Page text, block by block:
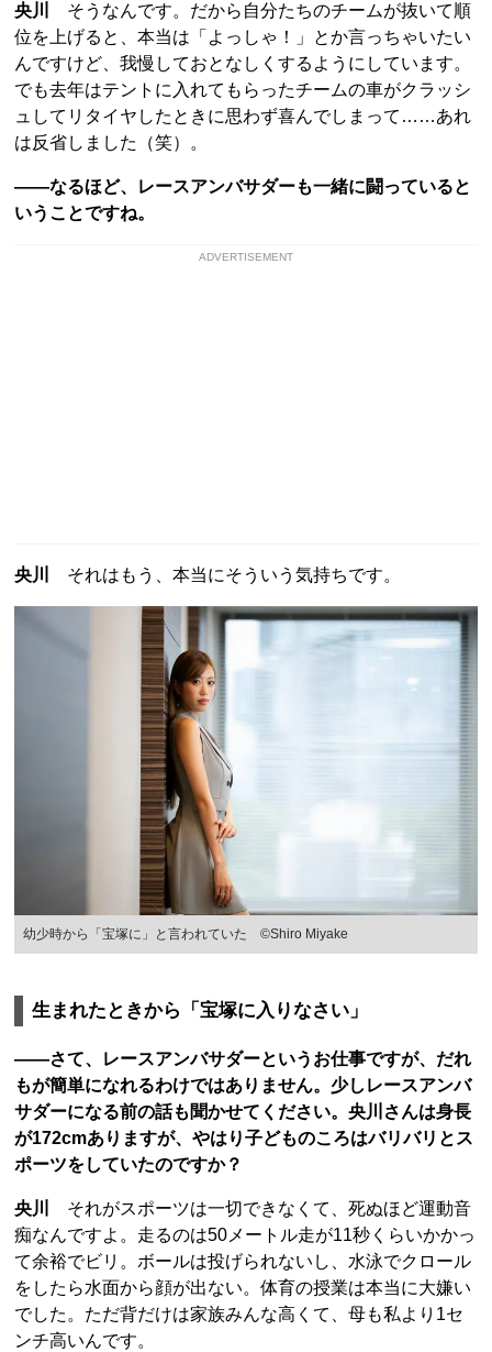
央川
そうなんです。だから自分たちのチームが抜いて順
位を上げると、本当は「よっしゃ！」とか言っちゃいたい
んですけど、我慢しておとなしくするようにしています。
でも去年はテントに入れてもらったチームの車がクラッシ
ュしてリタイヤしたときに思わず喜んでしまって……あれ
は反省しました（笑）。
——なるほど、レースアンバサダーも一緒に闘っていると
いうことですね。
ADVERTISEMENT
央川 それはもう、本当にそういう気持ちです。
幼少時から「宝塚に」と言われていた ©Shiro Miyake
生まれたときから「宝塚に入りなさい」
——さて、レースアンバサダーというお仕事ですが、だれ
もが簡単になれるわけではありません。少しレースアンバ
サダーになる前の話も聞かせてください。央川さんは身長
が172cmありますが、やはり子どものころはバリバリとス
ポーツをしていたのですか？
央川
それがスポーツは一切できなくて、死ぬほど運動音
痴なんですよ。走るのは50メートル走が11秒くらいかかっ
て余裕でビリ。ボールは投げられないし、水泳でクロール
をしたら水面から顔が出ない。体育の授業は本当に大嫌い
でした。ただ背だけは家族みんな高くて、母も私より1セ
ンチ高いんです。